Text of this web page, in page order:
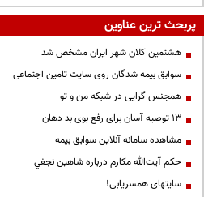
پربحث ترین عناوین
هشتمین کلان شهر ایران مشخص شد
سوابق بیمه شدگان روی سایت تامین اجتماعی
همجنس گرایی در شبکه من و تو
13 توصیه آسان برای رفع بوی بد دهان
مشاهده سامانه آنلاين سوابق بیمه
حكم آيت‌الله مكارم درباره شاهين نجفي
سایتهای همسریابی!